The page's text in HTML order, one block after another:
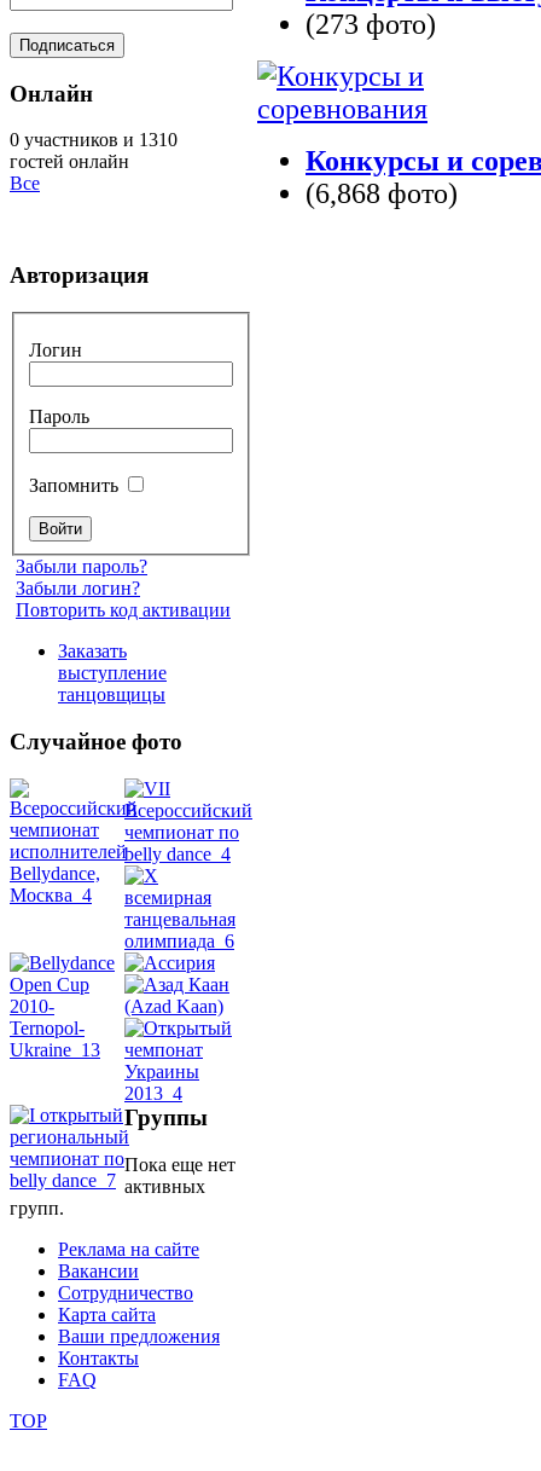
(273 фото)
Конкурсы и
(6,868 фото)
Онлайн
0 участников и 1310
гостей онлайн
Все
Авторизация
Логин
Пароль
Запомнить
Забыли пароль?
Забыли логин?
Повторить код активации
Заказать
выступление
танцовщицы
Случайное фото
Танец
Группы
Пока еще нет
активных
групп.
Реклама на сайте
Вакансии
Сотрудничество
Карта сайта
Ваши предложения
Контакты
FAQ
TOP